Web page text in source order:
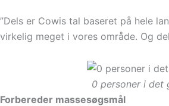
”Dels er Cowis tal baseret på hele
virkelig meget i vores område. Og
0 personer i det
Forbereder massesøgsmål